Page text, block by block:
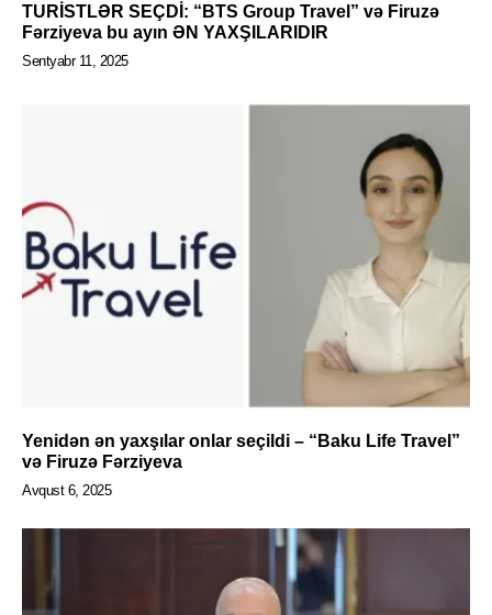
TURİSTLƏR SEÇDİ: “BTS Group Travel” və Firuzə
Fərziyeva bu ayın ƏN YAXŞILARIDIR
Sentyabr 11, 2025
Yenidən ən yaxşılar onlar seçildi – “Baku Life Travel”
və Firuzə Fərziyeva
Avqust 6, 2025